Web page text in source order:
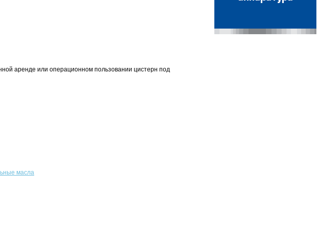
аренде или операционном пользовании цистерн под
масла